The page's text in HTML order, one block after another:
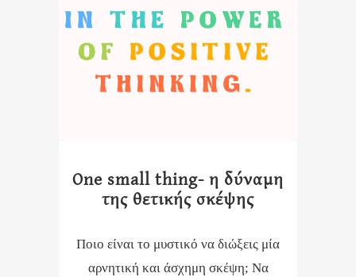
One small thing- η δύναμη
της θετικής σκέψης
Ποιο είναι το μυστικό να διώξεις μία
αρνητική και άσχημη σκέψη; Να